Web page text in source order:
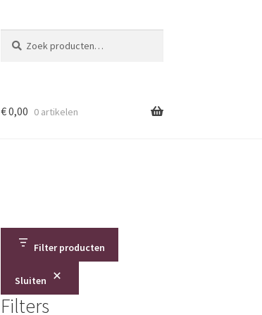
naar:
€0,00 0 artikelen
Filter producten
Sluiten
Filters